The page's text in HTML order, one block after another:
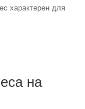
характерен для
на